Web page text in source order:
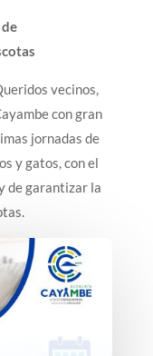
vecinos,
con gran
jornadas de
y gatos, con el
de garantizar la